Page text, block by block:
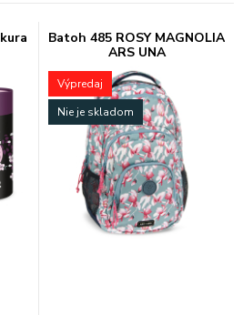
Batoh 485 ROSY MAGNOLIA
ARS UNA
Výpredaj
Nie je skladom